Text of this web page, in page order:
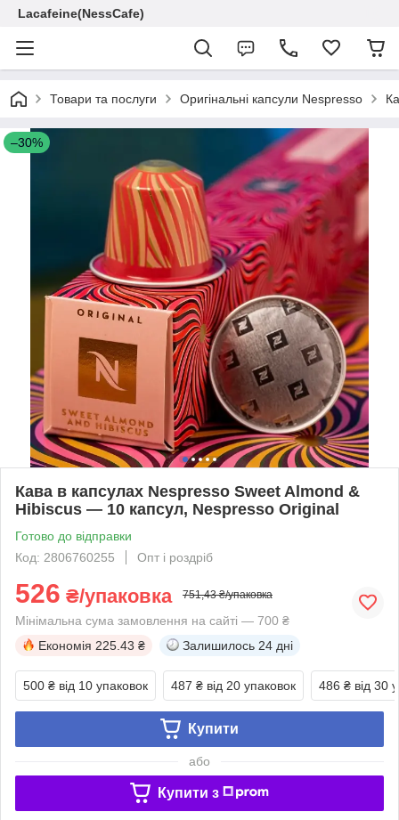
Lacafeine(NessCafe)
Товари та послуги Оригінальні капсули Nespresso
–30%
Кава в капсулах Nespresso Sweet Almond &
Hibiscus — 10 капсул, Nespresso Original
Готово до відправки
Код: 2806760255
Опт і роздріб
526 ₴/упаковка 751,43 ₴/упаковка
Мінімальна сума замовлення на сайті — 700 ₴
Економія 225.43 ₴ Залишилось 24 дні
500 ₴ від 10 упаковок 487 ₴ від 20 упаковок 486 ₴ від 30
Купити
або
Купити з